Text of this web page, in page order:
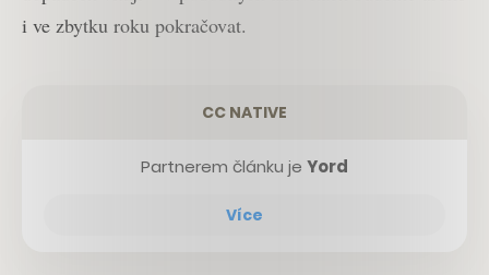
i ve zbytku roku pokračovat.
CC NATIVE
Partnerem článku je Yord
Více